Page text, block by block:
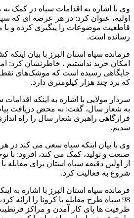
وی با اشاره به اقدامات سپاه در کمک به
اولیه، عنوان کرد: در هر عرصه ای که
قاطعیت موضوعات را پیگیری کرده و با
رسانده است.
فرمانده سپاه استان البرز با بیان
امکان خرید نداشتیم ، خاطرنشان کرد:
جایگاهی رسیده است که موشک‌های
که برد چند هزار کیلومتری دارد.
سردار مولایی با اشاره به اینکه
به شعار سال، گفت: به محض دریافت
قرارگاهی راهبری شعار سال را راه
شدیم.
وی با بیان اینکه سپاه سعی می کند در
صنعت و تولید، کمک می کند، افزود: با
از اولین دقیقه سپاه استان برای مقابله
شروع به فعالیت کرد.
فرمانده سپاه استان البرز با اشاره به
98 سپاه طرح مقابله با کرونا را ارائه
ظرفیت ها پای کار آمدن و مراکز